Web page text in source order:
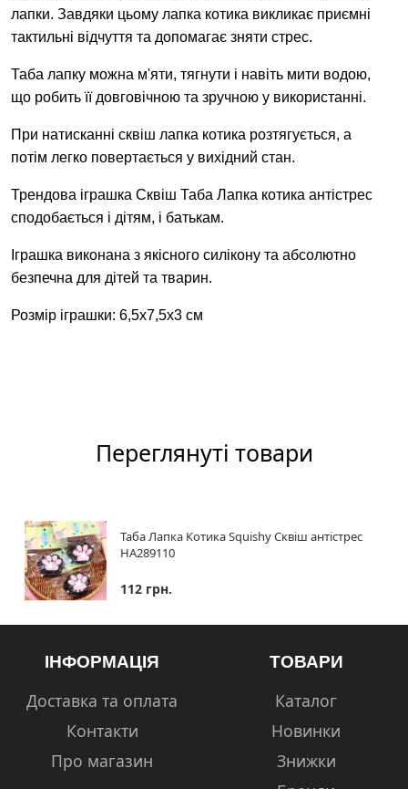
лапки. Завдяки цьому лапка котика викликає приємні
тактильні відчуття та допомагає зняти стрес.
Таба лапку можна м'яти, тягнути і навіть мити водою,
що робить її довговічною та зручною у використанні.
При натисканні сквіш лапка котика розтягується, а
потім легко повертається у вихідний стан.
Трендова іграшка Сквіш Таба Лапка котика антістрес
сподобається і дітям, і батькам.
Іграшка виконана з якісного силікону та абсолютно
безпечна для дітей та тварин.
Розмір іграшки: 6,5х7,5х3 см
Переглянуті товари
Таба Лапка Котика Squishy Сквіш антістрес
HA289110
112 грн.
ІНФОРМАЦІЯ
Доставка та оплата
Контакти
Про магазин
ТОВАРИ
Каталог
Новинки
Знижки